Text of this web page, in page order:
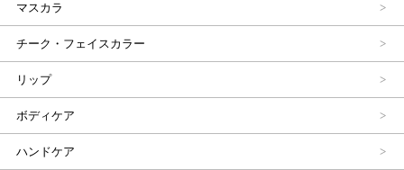
マスカラ
チーク・フェイスカラー
リップ
ボディケア
ハンドケア